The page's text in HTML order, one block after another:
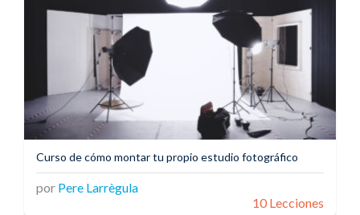
Curso de cómo montar tu propio estudio fotográfico
por Pere Larrègula
10 Lecciones